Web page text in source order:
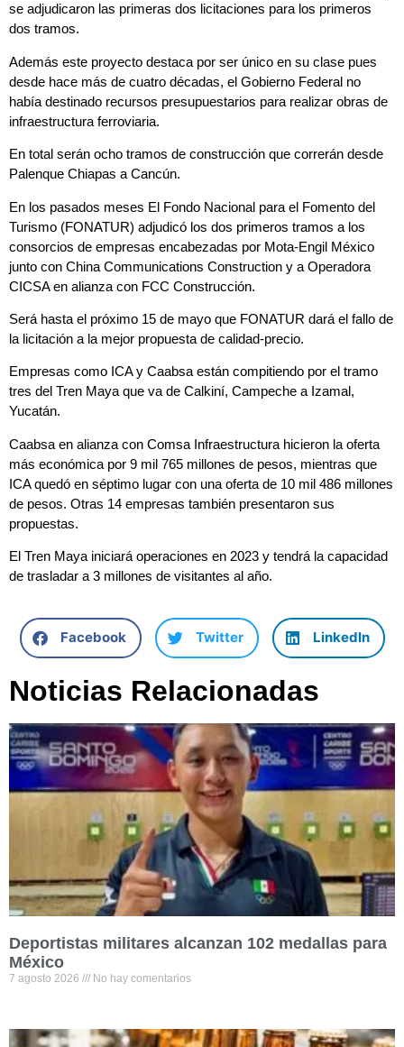
se adjudicaron las primeras dos licitaciones para los primeros
dos tramos.
Además este proyecto destaca por ser único en su clase pues
desde hace más de cuatro décadas, el Gobierno Federal no
había destinado recursos presupuestarios para realizar obras de
infraestructura ferroviaria.
En total serán ocho tramos de construcción que correrán desde
Palenque Chiapas a Cancún.
En los pasados meses El Fondo Nacional para el Fomento del
Turismo (FONATUR) adjudicó los dos primeros tramos a los
consorcios de empresas encabezadas por Mota-Engil México
junto con China Communications Construction y a Operadora
CICSA en alianza con FCC Construcción.
Será hasta el próximo 15 de mayo que FONATUR dará el fallo de
la licitación a la mejor propuesta de calidad-precio.
Empresas como ICA y Caabsa están compitiendo por el tramo
tres del Tren Maya que va de Calkiní, Campeche a Izamal,
Yucatán.
Caabsa en alianza con Comsa Infraestructura hicieron la oferta
más económica por 9 mil 765 millones de pesos, mientras que
ICA quedó en séptimo lugar con una oferta de 10 mil 486 millones
de pesos. Otras 14 empresas también presentaron sus
propuestas.
El Tren Maya iniciará operaciones en 2023 y tendrá la capacidad
de trasladar a 3 millones de visitantes al año.
Facebook Twitter LinkedIn
Noticias Relacionadas
Deportistas militares alcanzan 102 medallas para
México
7 agosto 2026 No hay comentarios